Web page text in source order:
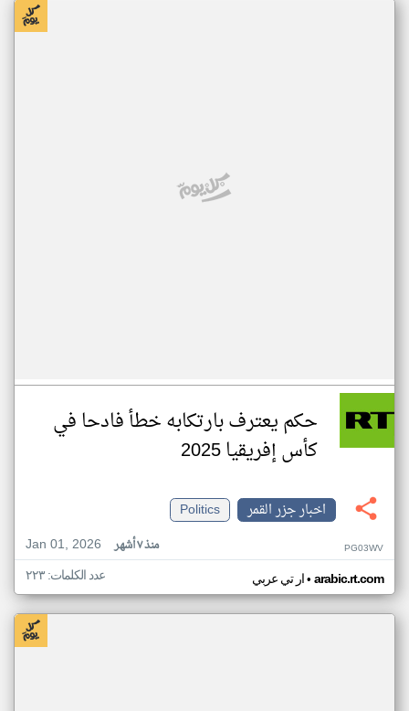
حكم يعترف بارتكابه خطأ فادحا في
كأس إفريقيا 2025
اخبار جزر القمر
Politics
Jan 01, 2026
منذ ٧ أشهر PG03WV
ار تي عربي• arabic.rt.com عدد الكلمات: ٢٢٣